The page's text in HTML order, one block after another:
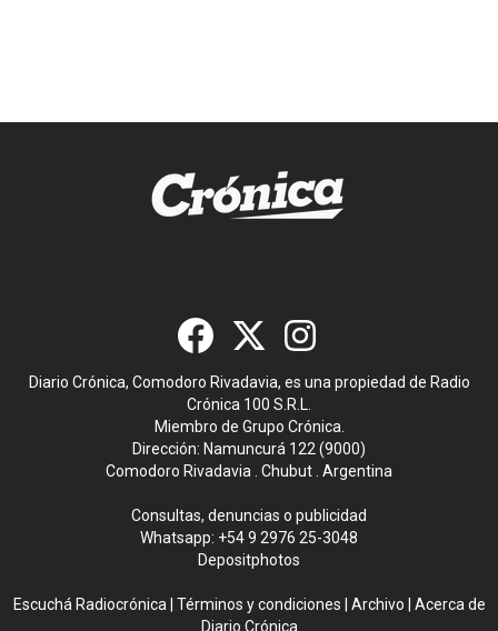
Diario Crónica, Comodoro Rivadavia, es una propiedad de Radio
Crónica 100 S.R.L.
Miembro de Grupo Crónica.
Dirección: Namuncurá 122 (9000)
Comodoro Rivadavia . Chubut . Argentina
Consultas, denuncias o publicidad
Whatsapp: +54 9 2976 25-3048
Depositphotos
Escuchá Radiocrónica Términos y condiciones Archivo
Acerca de
Diario Crónica